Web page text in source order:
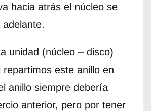
hacia atrás el núcleo se
unidad (núcleo – disco)
este anillo en
anillo siempre debería
anterior, pero por tener